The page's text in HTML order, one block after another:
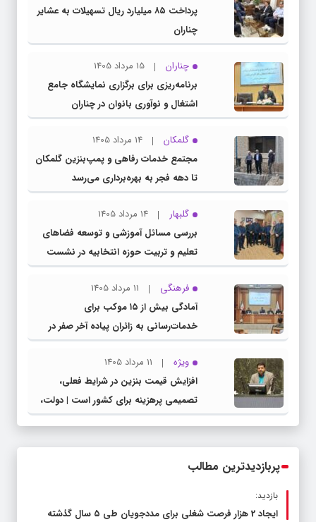
پرداخت ۸۵ میلیارد ریال تسهیلات به عشایر
چناران
چناران
15 مرداد 1405
برنامه‌ریزی برای برگزاری نمایشگاه جامع
اشتغال و نوآوری بانوان در چناران
گلمکان
14 مرداد 1405
مجتمع خدمات رفاهی و پمپ‌بنزین گلمکان
تا دهه فجر به بهره‌برداری می‌رسد
گلبهار
14 مرداد 1405
بررسی مسائل آموزشی و توسعه فضاهای
تعلیم و تربیت حوزه انتخابیه در نشست
مشترک عضو کمیسیون آموزش مجلس با
مدیرکل آموزش و پرورش خراسان رضوی
فرهنگی
11 مرداد 1405
آمادگی بیش از ۱۵ موکب برای
خدمات‌رسانی به زائران پیاده آخر صفر در
شهرستان چناران
ویژه
11 مرداد 1405
افزایش قیمت بنزین در شرایط فعلی،
تصمیمی پرهزینه برای کشور است | دولت،
قاچاق سوخت و عوامل اصلی ناترازی را
پربازدیدترین مطالب
بازدید:
ایجاد 2 هزار فرصت شغلی برای مددجویان طی ۵ سال گذشته